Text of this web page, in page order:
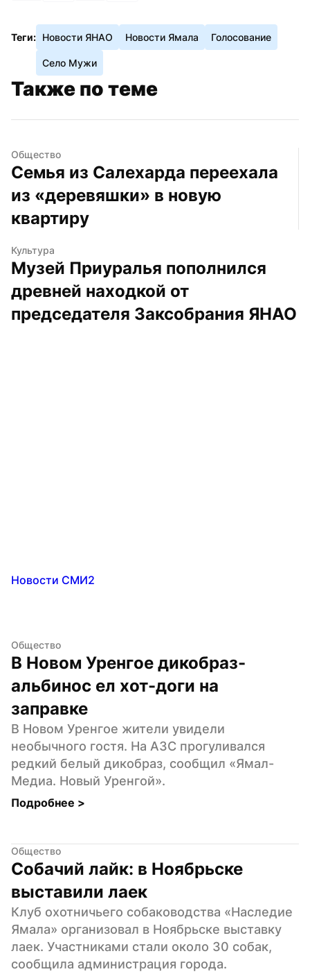
Теги: Новости ЯНАО Новости Ямала Голосование
Село Мужи
Также по теме
Общество
Семья из Салехарда переехала
из «деревяшки» в новую
квартиру
Культура
Музей Приуралья пополнился
древней находкой от
председателя Заксобрания ЯНАО
Новости СМИ2
Общество
В Новом Уренгое дикобраз-
альбинос ел хот-доги на
заправке
В Новом Уренгое жители увидели
необычного гостя. На АЗС прогуливался
редкий белый дикобраз, сообщил «Ямал-
Медиа. Новый Уренгой».
Подробнее >
Общество
Собачий лайк: в Ноябрьске
выставили лаек
Клуб охотничьего собаководства «Наследие
Ямала» организовал в Ноябрьске выставку
лаек. Участниками стали около 30 собак,
сообщила администрация города.